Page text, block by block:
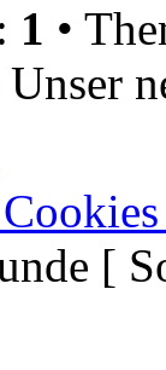
1 •
Unser
[